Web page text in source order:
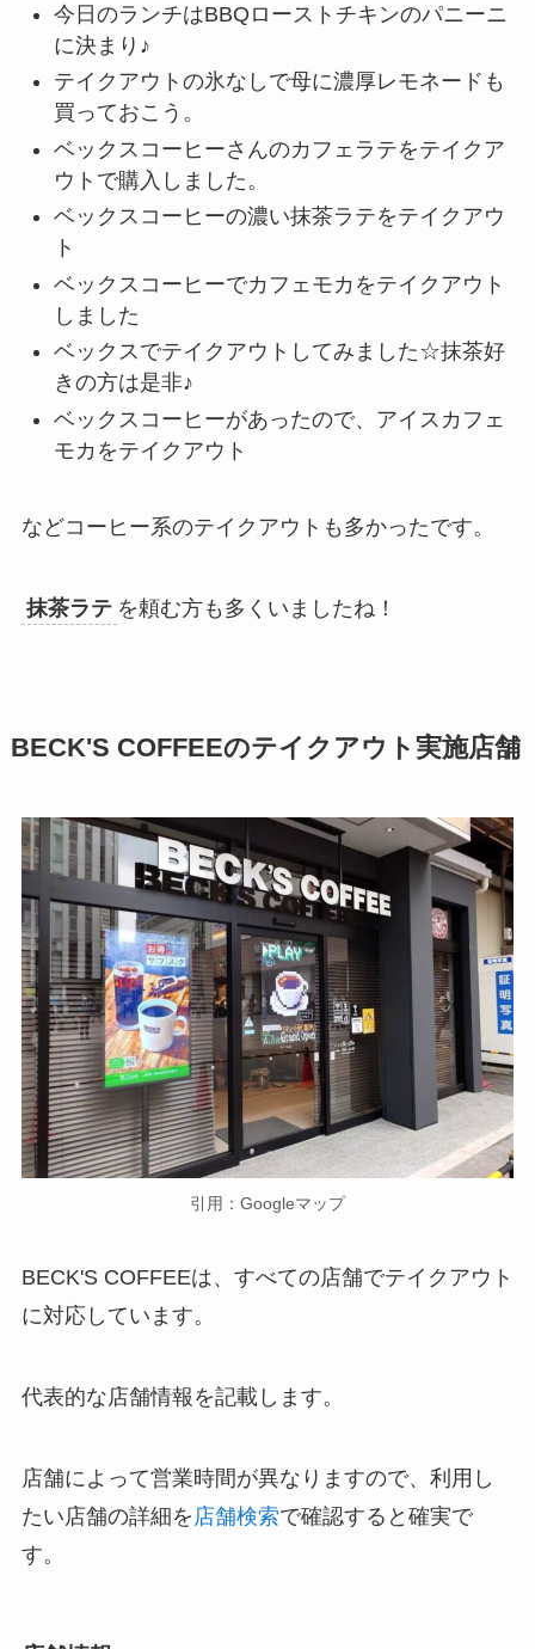
今日のランチはBBQローストチキンのパニーニ
に決まり♪
テイクアウトの氷なしで母に濃厚レモネードも
買っておこう。
ベックスコーヒーさんのカフェラテをテイクア
ウトで購入しました。
ベックスコーヒーの濃い抹茶ラテをテイクアウ
ト
ベックスコーヒーでカフェモカをテイクアウト
しました
ベックスでテイクアウトしてみました☆抹茶好
きの方は是非♪
ベックスコーヒーがあったので、アイスカフェ
モカをテイクアウト
などコーヒー系のテイクアウトも多かったです。
抹茶ラテ を頼む方も多くいましたね！
BECK'S COFFEEのテイクアウト実施店舗
引用：Googleマップ
BECK'S COFFEEは、すべての店舗でテイクアウト
に対応しています。
代表的な店舗情報を記載します。
店舗によって営業時間が異なりますので、利用し
たい店舗の詳細を 店舗検索で確認すると確実で
す。